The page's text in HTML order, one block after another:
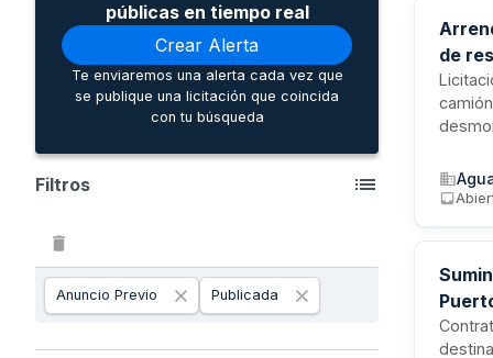
públicas en tiempo real
Crear Alerta
Te enviaremos una alerta cada vez que
se publique una licitación que coincida
con tu búsqueda
Filtros
Anuncio Previo Publicada
de